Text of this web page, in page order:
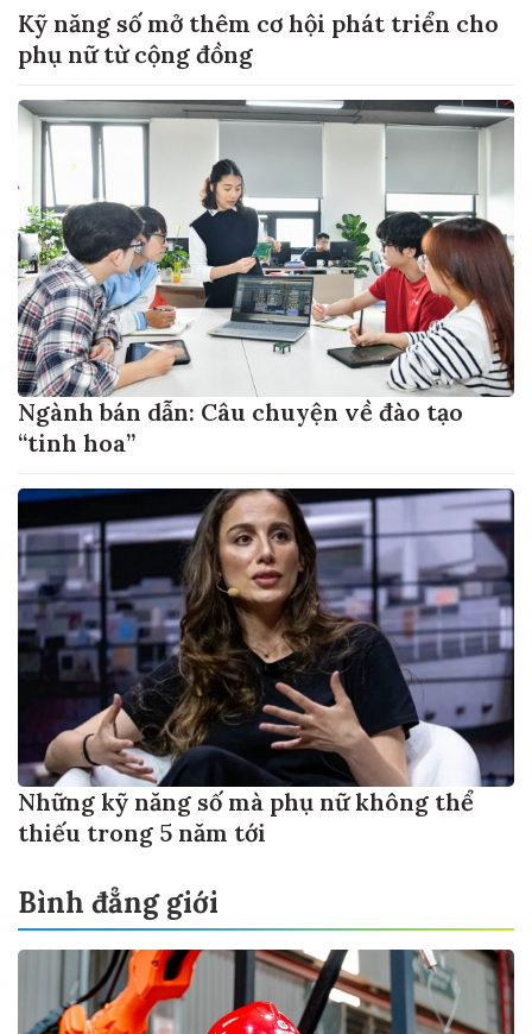
Kỹ năng số mở thêm cơ hội phát triển cho
phụ nữ từ cộng đồng
Ngành bán dẫn: Câu chuyện về đào tạo
“tinh hoa”
Những kỹ năng số mà phụ nữ không thể
thiếu trong 5 năm tới
Bình đẳng giới